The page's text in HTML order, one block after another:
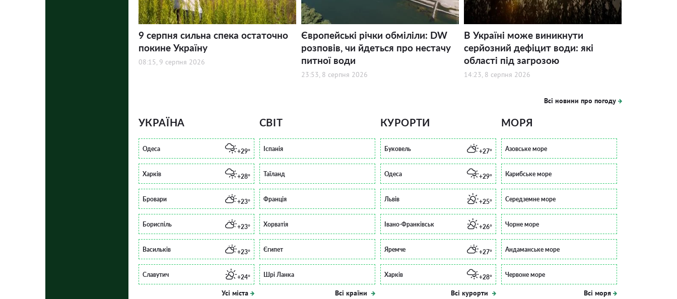
9 серпня сильна спека остаточно
покине Україну
08:15, 9 серпня 2026
Європейські річки обміліли: DW
розповів, чи йдеться про нестачу
питної води
23:53, 8 серпня 2026
В Україні може виникнути
серйозний дефіцит води: які
області під загрозою
14:23, 8 серпня 2026
Всі новини про погоду
УКРАЇНА
Одеса +29°
Харків +28°
Бровари +23°
Бориспіль +23°
Васильків +23°
Славутич +24°
Усі міста
СВІТ
Іспанія
Таїланд
Франція
Хорватія
Єгипет
Шрі Ланка
Всі країни
КУРОРТИ
Буковель +27°
Одеса +29°
Львів +25°
Івано-Франківськ +26°
Яремче +27°
Харків +28°
Всі курорти
МОРЯ
Азовське море
Карибське море
Середземне море
Чорне море
Андаманське море
Червоне море
Всі моря